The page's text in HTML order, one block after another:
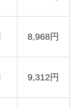
8,968円
9,312円